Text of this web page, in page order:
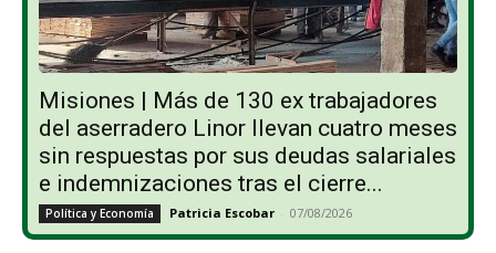
Misiones | Más de 130 ex trabajadores
del aserradero Linor llevan cuatro meses
sin respuestas por sus deudas salariales
e indemnizaciones tras el cierre...
Política y Economía Patricia Escobar - 07/08/2026